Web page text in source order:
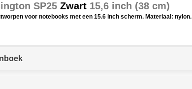
SP25Zwart 15,6 inch (38 cm)
voor notebooks met een 15.6 inch scherm. Materiaal: nylon.